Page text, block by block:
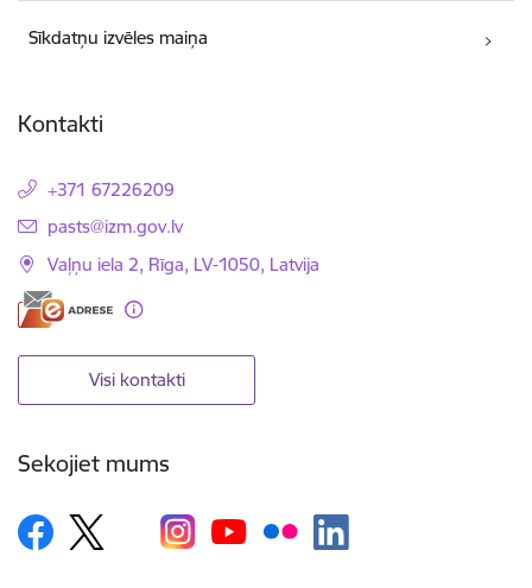
Sīkdatņu izvēles maiņa
Kontakti
+371 67226209
E-pasts:
pasts@izm.gov.lv
Vaļņu iela 2, Rīga, LV-1050, Latvija
Visi kontakti
Sekojiet mums